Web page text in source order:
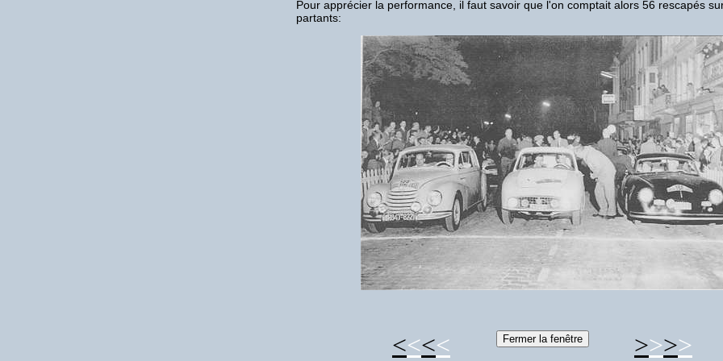
Pour apprécier la performance, il faut savoir que l'on comptait alors 56 rescapés
partants:
<<<< >>>>